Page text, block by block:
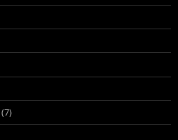
(7)